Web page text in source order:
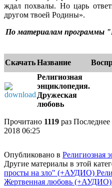
ждал похвалы. Но царь
другом твоей Родины».
По материалам программы
СкачатьНазвание
Религиозная
энциклопедия.
Дружеская
любовь
Прочитано 1119 раз
2018 06:25
Опубликовано в Религиозная
Другие материалы в этой
просты на зло" (+АУДИО)
Жертвенная любовь (+АУДИО)